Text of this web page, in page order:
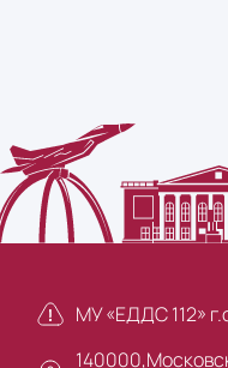
МУ «ЕДДС 112»